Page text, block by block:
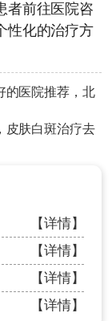
者前往医院咨
性化的治疗方
的医院推荐，北
皮肤白斑治疗去
【详情】
【详情】
【详情】
【详情】